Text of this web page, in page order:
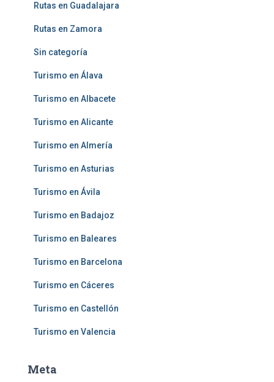
Rutas en Guadalajara
Rutas en Zamora
Sin categoría
Turismo en Álava
Turismo en Albacete
Turismo en Alicante
Turismo en Almería
Turismo en Asturias
Turismo en Ávila
Turismo en Badajoz
Turismo en Baleares
Turismo en Barcelona
Turismo en Cáceres
Turismo en Castellón
Turismo en Valencia
Meta